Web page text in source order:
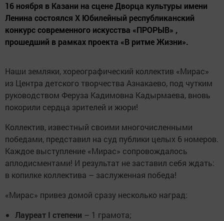
16 ноября в Казани на сцене Дворца культуры имени
Ленина состоялся X Юбилейный республиканский
конкурс современного искусства «ПРОРЫВ» ,
прошедший в рамках проекта «В ритме Жизни».
Наши земляки, хореографический коллектив «Мирас»
из Центра детского творчества Азнакаево, под чутким
руководством Феруза Кадимовна Кадырмаева, вновь
покорили сердца зрителей и жюри!
Коллектив, известный своими многочисленными
победами, представил на суд публики целых 6 номеров.
Каждое выступление «Мирас» сопровождалось
аплодисментами! И результат не заставил себя ждать:
в копилке коллектива – заслуженная победа!
«Мирас» привез домой сразу несколько наград:
Лауреат I степени – 1 грамота;